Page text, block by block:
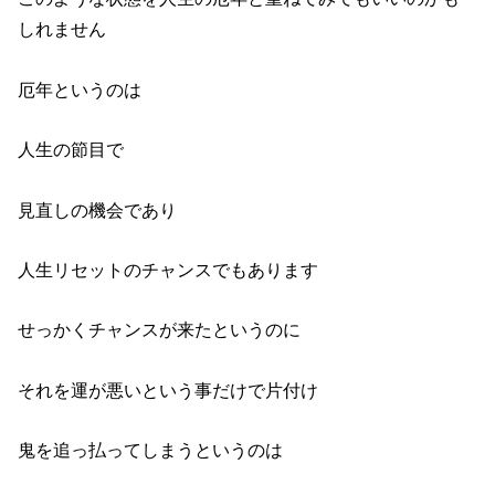
しれません
厄年というのは
人生の節目で
見直しの機会であり
人生リセットのチャンスでもあります
せっかくチャンスが来たというのに
それを運が悪いという事だけで片付け
鬼を追っ払ってしまうというのは